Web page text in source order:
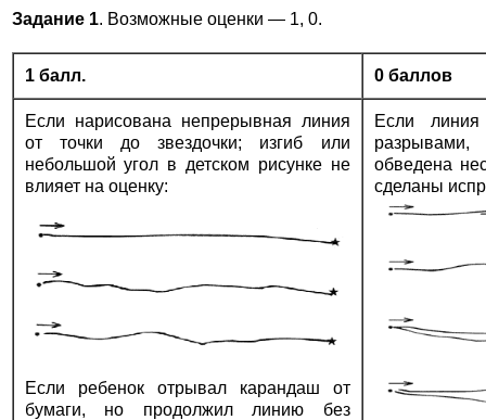
Задание 1. Возможные оценки — 1, 0.
1 балл. 0 баллов
Если нарисована непрерывная линия
от точки до звездочки; изгиб или
небольшой угол в детском рисунке не
влияет на оценку:
Если ребенок отрывал карандаш от
бумаги, но продолжил линию без
Если
обведена
сделаны